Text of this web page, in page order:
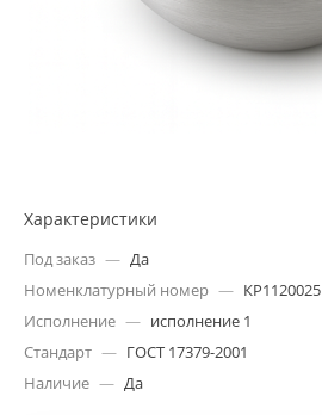
Характеристики
Под заказ — Да
Номенклатурный номер — КР1120025
Исполнение — исполнение 1
Стандарт — ГОСТ 17379-2001
Наличие — Да